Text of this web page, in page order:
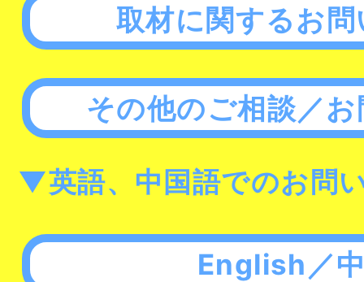
取材に関するお
その他のご相談／
▼英語、中国語でのお問
English／